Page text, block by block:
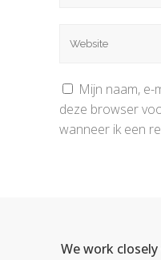
Mijn naam, e-
deze browser
wanneer ik een
We work